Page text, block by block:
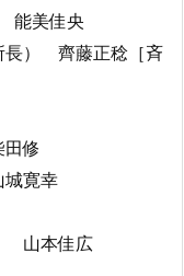
能美佳央
長） 齊藤正稔［斉
修
寛幸
山本佳広